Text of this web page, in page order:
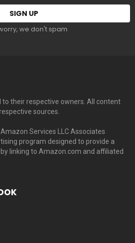
we don't spam
to their respective owners. All content
sources.
Services LLC Associates
program designed to provide a
linking to Amazon.com and affiliated